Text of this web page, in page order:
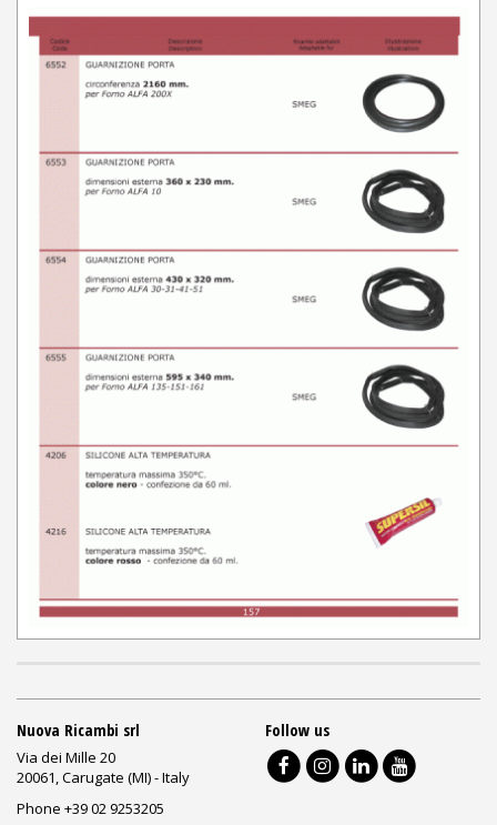
Nuova Ricambi srl
Via dei Mille 20
20061, Carugate (MI) - Italy
Phone +39 02 9253205
Follow us